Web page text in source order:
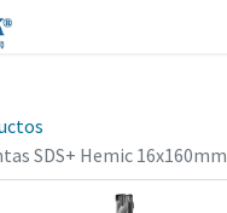
SDS+ Hemic 16x160mm